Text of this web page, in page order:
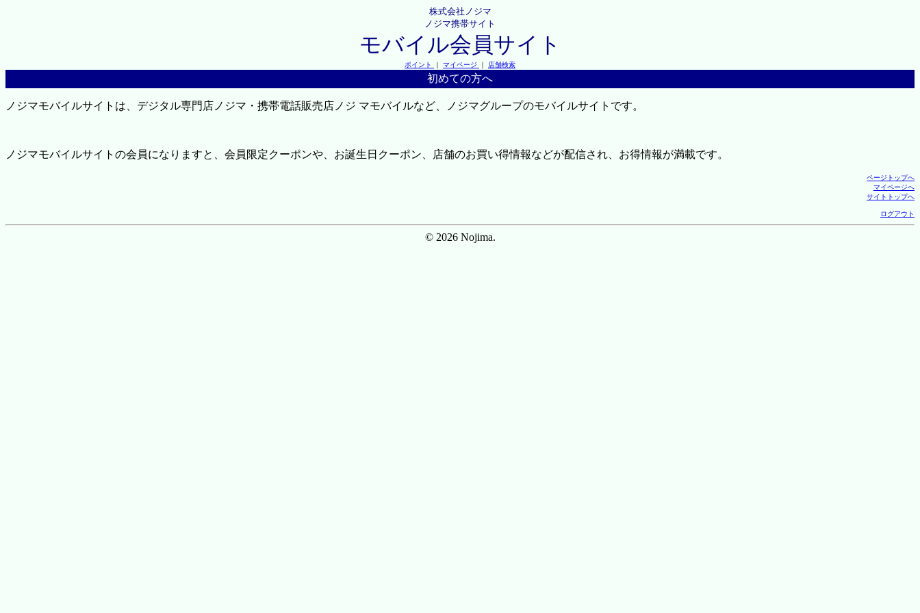
株式会社ノジマ
ノジマ携帯サイト
モバイル会員サイト
ポイント ｜ マイページ ｜ 店舗検索
初めての方へ
ノジマモバイルサイトは、デジタル専門店ノジマ・携帯電話販売店ノジ マモバイルなど、ノジマグループのモバイルサイトです。
ノジマモバイルサイトの会員になりますと、会員限定クーポンや、お誕生日クーポン、店舗のお買い得情報などが配信され、お得情報が満載です。
ページトップへ
マイページへ
サイトトップへ
ログアウト
© 2026 Nojima.